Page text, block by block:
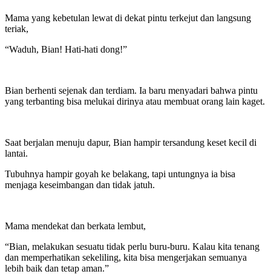
Mama yang kebetulan lewat di dekat pintu terkejut dan langsung
teriak,
“Waduh, Bian! Hati-hati dong!”
Bian berhenti sejenak dan terdiam. Ia baru menyadari bahwa pintu
yang terbanting bisa melukai dirinya atau membuat orang lain kaget.
Saat berjalan menuju dapur, Bian hampir tersandung keset kecil di
lantai.
Tubuhnya hampir goyah ke belakang, tapi untungnya ia bisa
menjaga keseimbangan dan tidak jatuh.
Mama mendekat dan berkata lembut,
“Bian, melakukan sesuatu tidak perlu buru-buru. Kalau kita tenang
dan memperhatikan sekeliling, kita bisa mengerjakan semuanya
lebih baik dan tetap aman.”